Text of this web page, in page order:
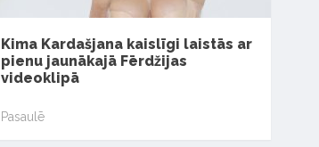
Kima Kardašjana kaislīgi laistās ar
pienu jaunākajā Fērdžijas
videoklipā
Pasaulē